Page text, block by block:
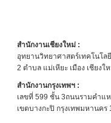
สำนักงานเชียงใหม่ :
อุทยานวิทยาศาสตร์เทคโนโล
2 ตำบล แม่เหียะ เมือง เชียงใ
สำนักงานกรุงเทพฯ :
เลขที่ 599 ชั้น 3ถนนรามคำแ
เขตบางกะปิ กรุงเทพมหานคร